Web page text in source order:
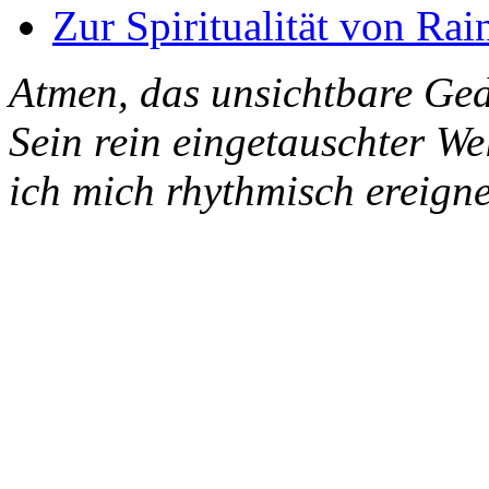
Zur Spiritualität von
Atmen, das unsichtbare
Sein rein eingetauschter
ich mich rhythmisch